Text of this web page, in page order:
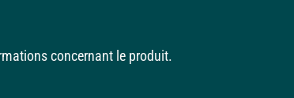
concernant le produit.